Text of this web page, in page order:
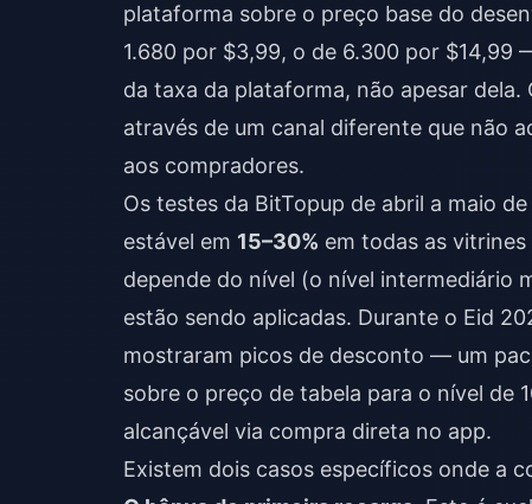
plataforma sobre o preço base do
1.680 por $3,99, o de 6.300 por $14,99
da taxa da plataforma, não apesar
através de um canal diferente que não
aos compradores.
Os testes da BitTopup de abril a maio
estável em 15–30% em todas as
depende do nível (o nível intermediário
estão sendo aplicadas. Durante o Eid
mostraram picos de desconto — um
sobre o preço de tabela para o nível de
alcançável via compra direta no app.
Existem dois casos específicos onde a